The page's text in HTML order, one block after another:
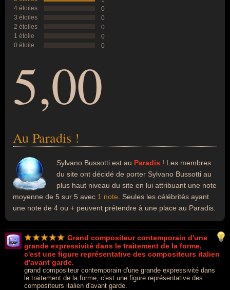
4 étoiles
0
3 étoiles
0
2 étoiles
0
1 étoile
0
0 étoile
0
5,00
Au Paradis !
Sylvano Bussotti est au Paradis ! Les membres
du site ont décidé de porter Sylvano Bussotti au
plus haut niveau du site en lui attribuant une note
moyenne de 5 sur 5 avec 1 note . Seules les célébrités ayant
une note de 4 ou + peuvent prétendre à une place au Paradis.
Grand compositeur contemporain d'une
grande expressivité dans le traitement de la forme,
c'est une figure représentative des compositeurs italien
d'avant garde.
grand compositeur contemporain d'une grande expressivité dans
le traitement de la forme, c'est une figure représentative des
compositeurs italien d'avant garde.